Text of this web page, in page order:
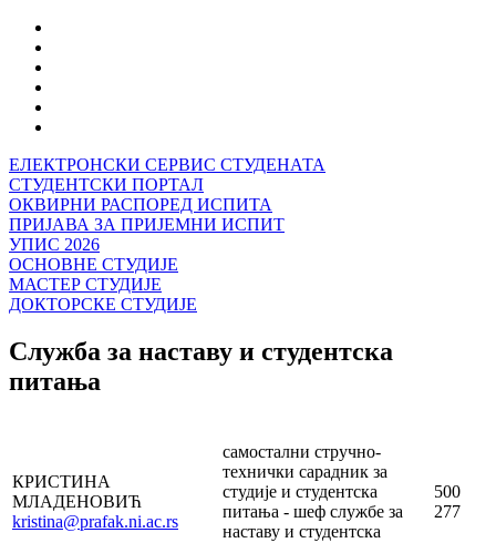
ЕЛЕКТРОНСКИ СЕРВИС СТУДЕНАТА
СТУДЕНТСКИ ПОРТАЛ
ОКВИРНИ РАСПОРЕД ИСПИТА
ПРИЈАВА ЗА ПРИЈЕМНИ ИСПИТ
УПИС 2026
ОСНОВНЕ СТУДИЈЕ
МАСТЕР СТУДИЈЕ
ДОКТОРСКЕ СТУДИЈЕ
Служба за наставу и студентска
питања
КРИСТИНА
МЛАДЕНОВИЋ
kristina@prafak.ni.ac.rs
самостални стручно-
технички сарадник за
студије и студентска
питања - шеф службе за
наставу и студентска
500
277